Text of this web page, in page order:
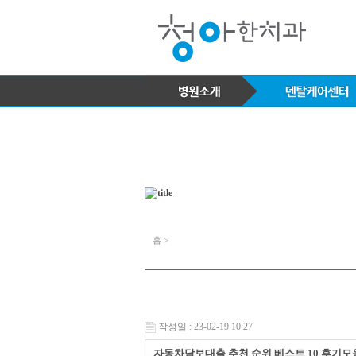
홈 >
작성일 : 23-02-19 10:27
자동차담보대출 추천 순위 베스트 10 후기모